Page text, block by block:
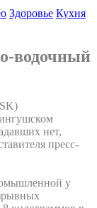
Здоровье Кухня
водочный
нет,
пресс-
у